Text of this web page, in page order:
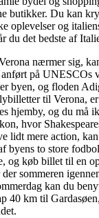
butikker. Du kan
oplevelser og
du det bedste af
nærmer sig,
på UNESCOs
byen, og floden
til Verona,
hjemby, og du må
hvor
lidt mere action,
byens to store
og køb billet til en
sommeren
kan du
40 km til